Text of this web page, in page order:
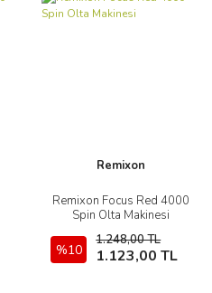
Remixon
Remixon Focus Red 4000
Spin Olta Makinesi
%10
1.248,00 TL
1.123,00 TL
İncele
Sepete Ekle